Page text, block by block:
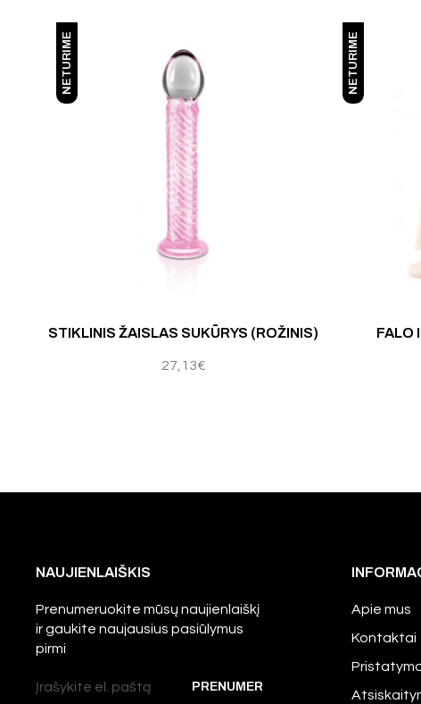
NETURIME
STIKLINIS ŽAISLAS SUKŪRYS (ROŽINIS)
27,13€
NETURIME
FALO
5.00iš 5
NAUJIENLAIŠKIS
Prenumeruokite mūsų naujienlaiškį
ir gaukite naujausius pasiūlymus
pirmi
Apie mus
Kontaktai